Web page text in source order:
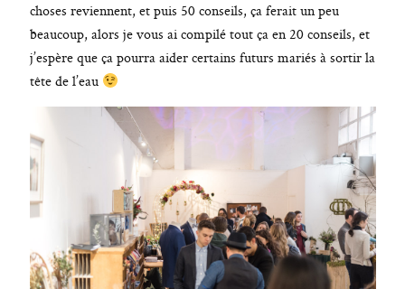
choses reviennent, et puis 50 conseils, ça ferait un peu
beaucoup, alors je vous ai compilé tout ça en 20 conseils, et
j’espère que ça pourra aider certains futurs mariés à sortir la
tête de l’eau